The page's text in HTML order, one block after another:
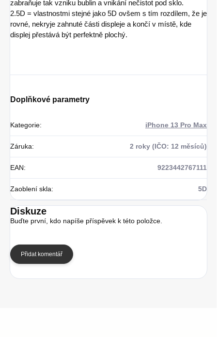
zabraňuje tak vzniku bublin a vnikání nečistot pod sklo.
2.5D = vlastnostmi stejné jako 5D ovšem s tím rozdílem, že je
rovné, nekryje zahnuté části displeje a končí v místě, kde
displej přestává být perfektně plochý.
Doplňkové parametry
Kategorie: iPhone 13 Pro Max
Záruka: 2 roky (IČO: 12 měsíců)
EAN: 9223442767111
Zaoblení skla: 5D
Diskuze
Buďte první, kdo napíše příspěvek k této položce.
Přidat komentář